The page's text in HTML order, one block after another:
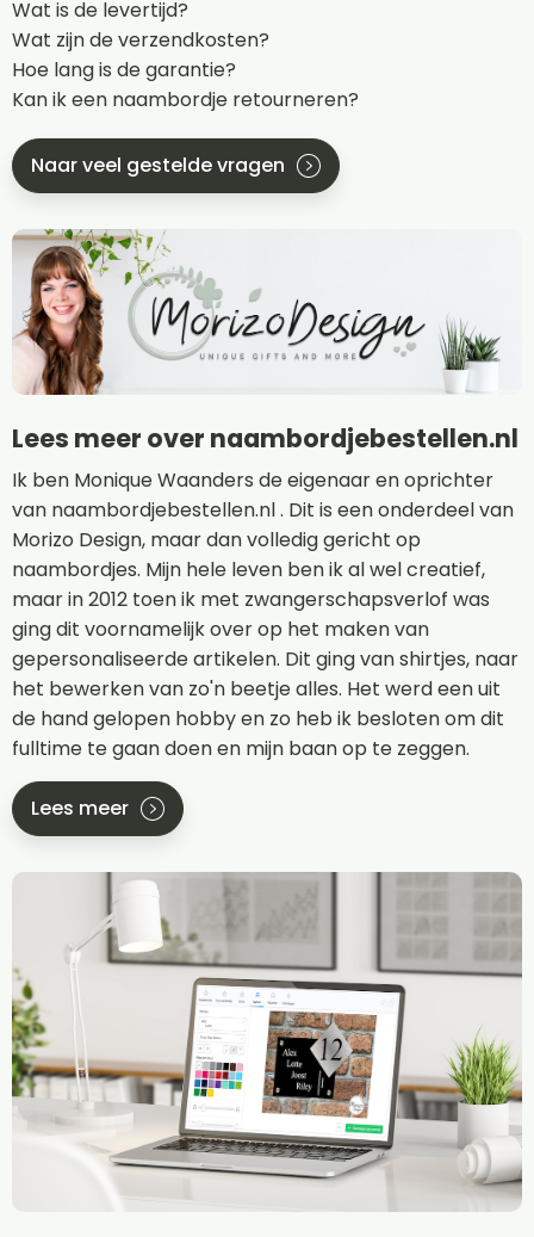
Wat is de levertijd?
Wat zijn de verzendkosten?
Hoe lang is de garantie?
Kan ik een naambordje retourneren?
Naar veel gestelde vragen
Lees meer over naambordjebestellen.nl
Ik ben Monique Waanders de eigenaar en oprichter
van naambordjebestellen.nl . Dit is een onderdeel van
Morizo Design, maar dan volledig gericht op
naambordjes. Mijn hele leven ben ik al wel creatief,
maar in 2012 toen ik met zwangerschapsverlof was
ging dit voornamelijk over op het maken van
gepersonaliseerde artikelen. Dit ging van shirtjes, naar
het bewerken van zo'n beetje alles. Het werd een uit
de hand gelopen hobby en zo heb ik besloten om dit
fulltime te gaan doen en mijn baan op te zeggen.
Lees meer